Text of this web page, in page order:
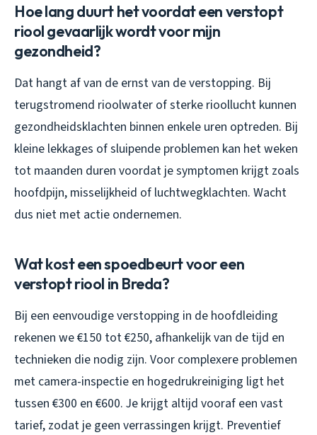
Hoe lang duurt het voordat een verstopt
riool gevaarlijk wordt voor mijn
gezondheid?
Dat hangt af van de ernst van de verstopping. Bij
terugstromend rioolwater of sterke rioollucht kunnen
gezondheidsklachten binnen enkele uren optreden. Bij
kleine lekkages of sluipende problemen kan het weken
tot maanden duren voordat je symptomen krijgt zoals
hoofdpijn, misselijkheid of luchtwegklachten. Wacht
dus niet met actie ondernemen.
Wat kost een spoedbeurt voor een
verstopt riool in Breda?
Bij een eenvoudige verstopping in de hoofdleiding
rekenen we €150 tot €250, afhankelijk van de tijd en
technieken die nodig zijn. Voor complexere problemen
met camera-inspectie en hogedrukreiniging ligt het
tussen €300 en €600. Je krijgt altijd vooraf een vast
tarief, zodat je geen verrassingen krijgt. Preventief